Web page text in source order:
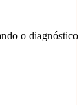
o diagnóstico